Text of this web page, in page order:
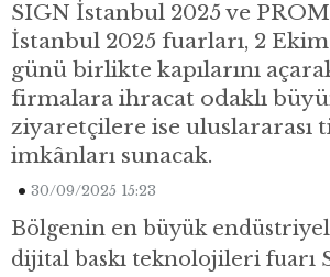
SIGN İstanbul 2025 ve
İstanbul 2025 fuarları, 2
günü birlikte kapılarını
firmalara ihracat odaklı
ziyaretçilere ise uluslararası
imkânları sunacak.
30/09/2025 15:23
Bölgenin en büyük
dijital baskı teknolojileri fuarı